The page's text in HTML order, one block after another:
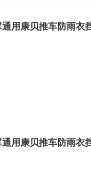
用康贝推车防雨衣
用康贝推车防雨衣